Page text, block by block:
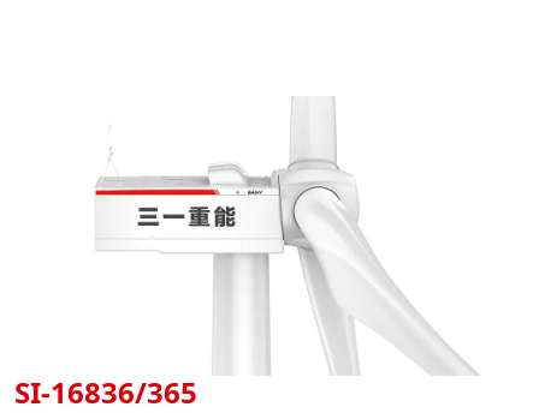
SI-16836/365